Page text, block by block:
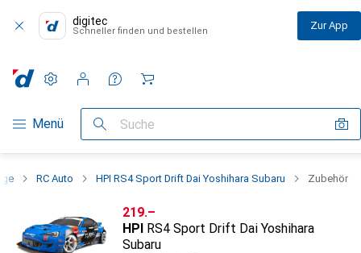
digitec
Schneller finden und bestellen Zur App
Navigation nach Kategorien
Menü Suche
Einstellungen
Kundenkonto
Vergleichslisten
Merklisten
Warenkorb
RC Auto HPI RS4 Sport Drift Dai Yoshihara Subaru Zubehör
CHF
219.–
HPI RS4 Sport Drift Dai Yoshihara
Subaru